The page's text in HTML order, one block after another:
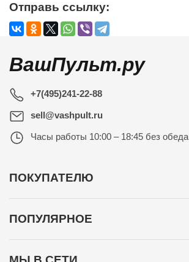
Отправь ссылку:
ВашПульт.ру
+7(495)241-22-88
sell@vashpult.ru
Часы работы 10:00 – 18:45 без обеда
ПОКУПАТЕЛЮ
ПОПУЛЯРНОЕ